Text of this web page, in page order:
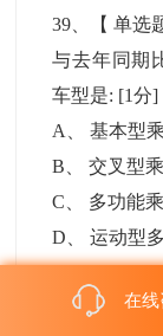
39 、【单选
与去年同期
车型是: [1分]
A
、基本型
B 、交叉型
C
多功能
D 、运动型
答案： 在线